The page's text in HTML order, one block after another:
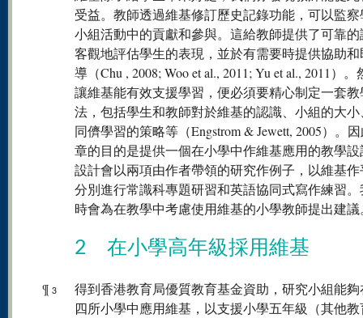
受益。教師透過維基修訂歷史記錄功能，可以監
小組活動中的貢獻和參與。這給教師提供了可靠
客觀地評估學生的表現，並於有需要時提供協助
導（Chu , 2008; Woo et al., 2011; Yu et al., 2011）
讓維基能有效支援學習，便必須要精心制定一套教
法，包括學生和教師對於維基的認識、小組的大
同儕學習的策略等（Engstrom & Jewett, 2005）。
章的目的是提供一個在小學中作維基應用的教學
設計會以兩項由作者帶領的研究作例子，以維基
分別進行常識科專題研習和英語協同式寫作練習
時會為在教學中考慮使用維基的小學教師提出建議
2 在小學高年級採用維基
¶ 3
得到香港教育局優質教育基金資助，研究小組能
四所小學中應用維基，以支援小學五年級（其他